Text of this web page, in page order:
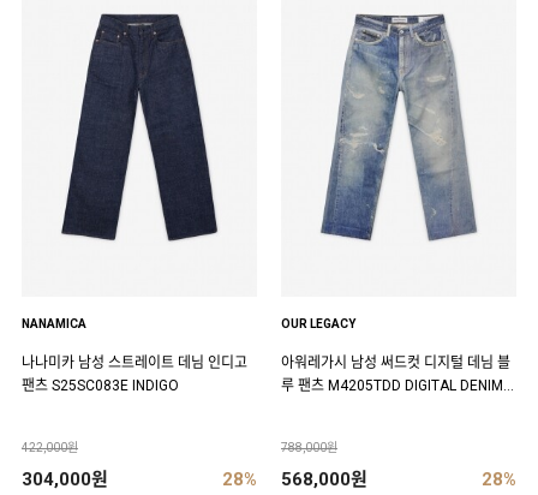
NANAMICA
나나미카 남성 스트레이트 데님 인디고
팬츠 S25SC083E INDIGO
422,000원
304,000원 28%
OUR LEGACY
아워레가시 남성 써드컷 디지털 데님 블
루 팬츠 M4205TDD DIGITAL DENIM P
788,000원
568,000원 28%